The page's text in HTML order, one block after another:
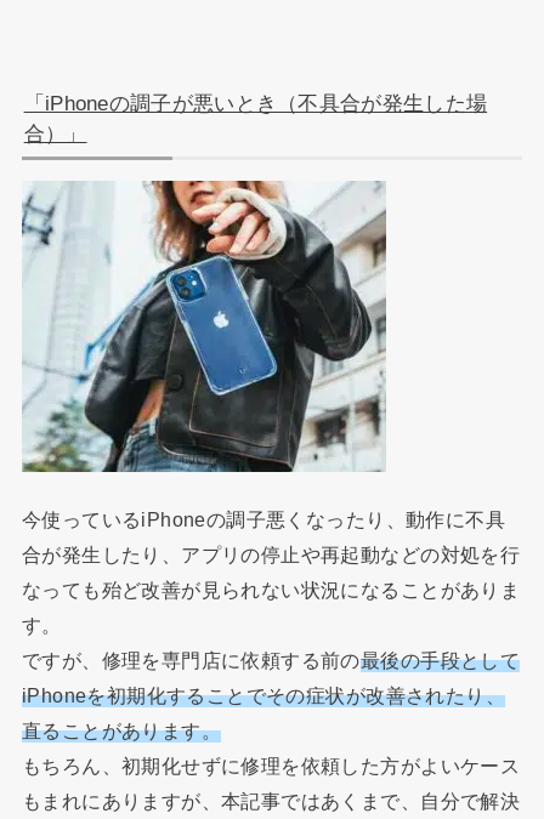
「iPhoneの調子が悪いとき（不具合が発生した場
合）」
今使っているiPhoneの調子悪くなったり、動作に不具
合が発生したり、アプリの停止や再起動などの対処を行
なっても殆ど改善が見られない状況になることがありま
す。
ですが、修理を専門店に依頼する前の最後の手段として
iPhoneを初期化することでその症状が改善されたり、
直ることがあります。
もちろん、初期化せずに修理を依頼した方がよいケース
もまれにありますが、本記事ではあくまで、自分で解決